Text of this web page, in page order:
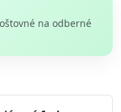
na odberné